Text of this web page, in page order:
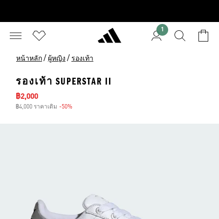
1
หน้าหลัก / ผู้หญิง / รองเท้า
รองเท้า SUPERSTAR II
ราคาลด
฿2,000
฿4,000 ราคาเดิม -50%